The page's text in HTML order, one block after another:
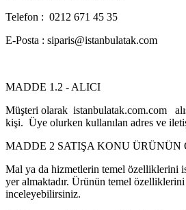
Telefon : 0212 671 45 35
E-Posta : siparis@istanbulatak.com
MADDE 1.2 - ALICI
Müşteri olarak istanbulatak.com.com
kişi. Üye olurken kullanılan adres ve
MADDE 2 SATIŞA KONU
Mal ya da hizmetlerin temel özelliklerini
yer almaktadır. Ürünün temel
inceleyebilirsiniz.